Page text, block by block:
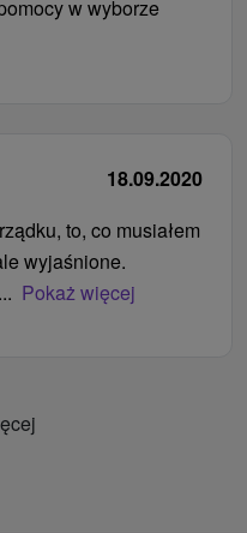
w wyborze
18.09.2020
to, co musiałem
wyjaśnione.
Pokaż więcej